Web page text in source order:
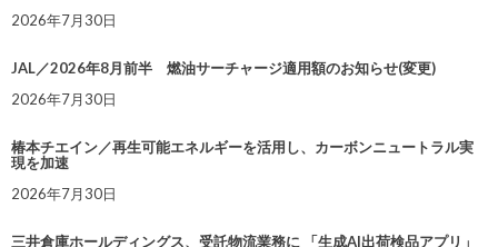
2026年7月30日
JAL／2026年8月前半 燃油サーチャージ適用額のお知らせ(変更)
2026年7月30日
椿本チエイン／再生可能エネルギーを活用し、カーボンニュートラル実
現を加速
2026年7月30日
三井倉庫ホールディングス、受託物流業務に 「生成AI出荷検品アプリ」